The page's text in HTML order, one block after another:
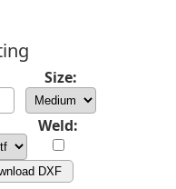
Size:
Weld:
DXF